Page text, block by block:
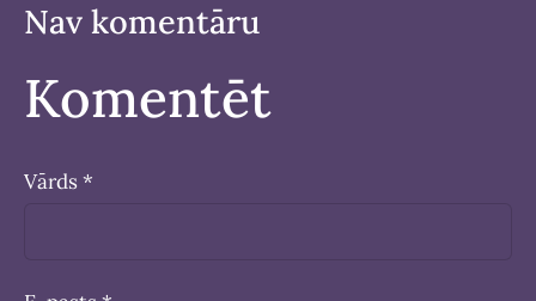
Nav komentāru
Komentēt
Vārds *